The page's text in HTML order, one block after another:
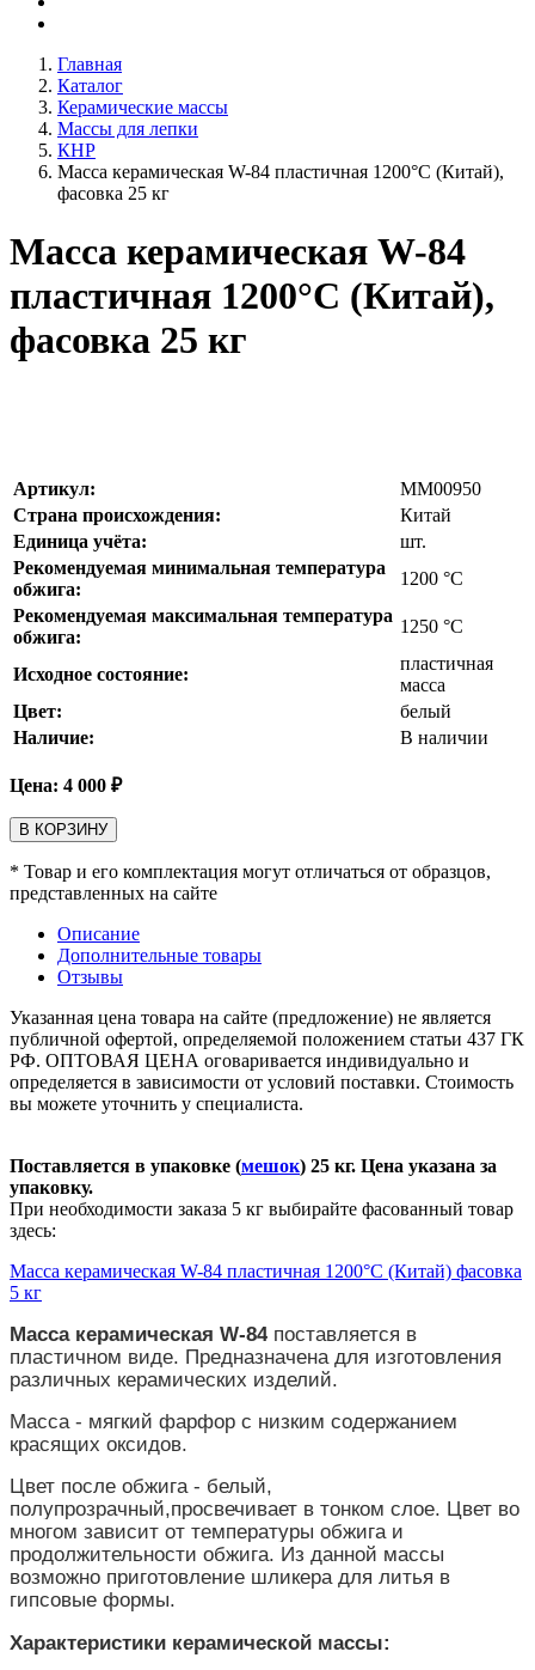
Главная
Каталог
Керамические массы
Массы для лепки
КНР
Масса керамическая W-84 пластичная 1200°C (Китай),
фасовка 25 кг
Масса керамическая W-84
пластичная 1200°C (Китай),
фасовка 25 кг
Артикул:
MM00950
Страна происхождения:
Китай
Единица учёта:
шт.
Рекомендуемая минимальная температура
обжига:
1200 °С
Рекомендуемая максимальная температура
обжига:
1250 °С
Исходное состояние:
пластичная
масса
Цвет:
белый
Наличие:
В наличии
Цена: 4 000 ₽
В КОРЗИНУ
* Товар и его комплектация могут отличаться от образцов,
представленных на сайте
Описание
Дополнительные товары
Отзывы
Указанная цена товара на сайте (предложение) не является
публичной офертой, определяемой положением статьи 437 ГК
РФ. ОПТОВАЯ ЦЕНА оговаривается индивидуально и
определяется в зависимости от условий поставки. Стоимость
вы можете уточнить у специалиста.
Поставляется в упаковке (мешок) 25 кг. Цена указана за
упаковку.
При необходимости заказа 5 кг выбирайте фасованный товар
здесь:
Масса керамическая W-84 пластичная 1200°C (Китай) фасовка
5 кг
Масса керамическая W-84 поставляется в
пластичном виде. Предназначена для изготовления
различных керамических изделий.
Масса - мягкий фарфор с низким содержанием
красящих оксидов.
Цвет после обжига - белый,
полупрозрачный,просвечивает в тонком слое. Цвет во
многом зависит от температуры обжига и
продолжительности обжига. Из данной массы
возможно приготовление шликера для литья в
гипсовые формы.
Характеристики керамической массы: